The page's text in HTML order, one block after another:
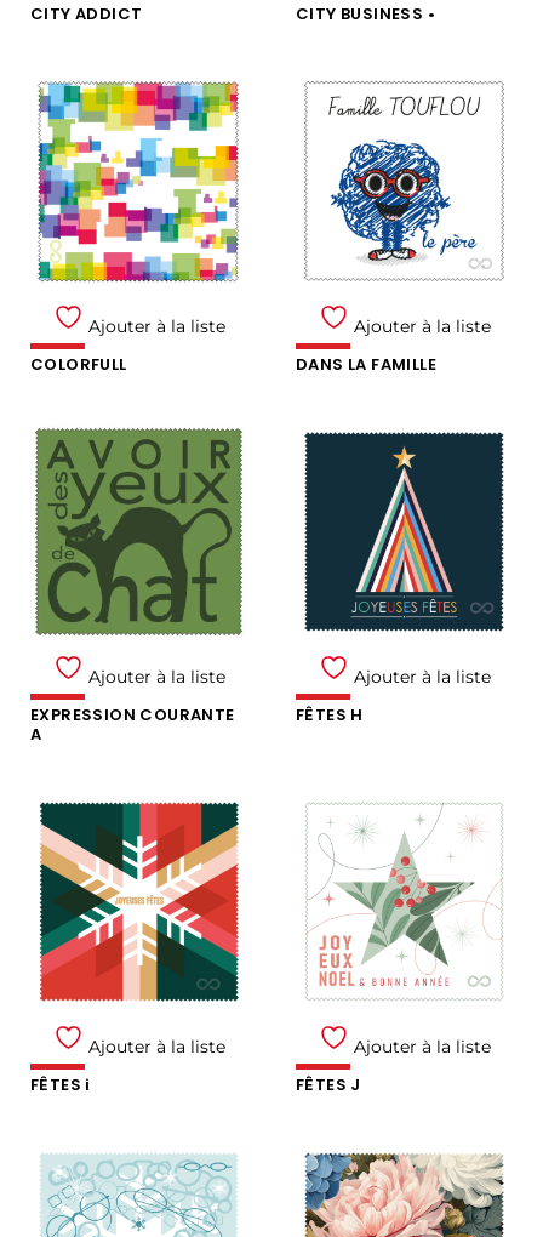
CITY ADDICT CITY BUSINESS •
Ajouter à la liste
COLORFULL
Ajouter à la liste
DANS LA FAMILLE
Ajouter à la liste
EXPRESSION COURANTE
A
Ajouter à la liste
FÊTES H
Ajouter à la liste
FÊTES i
Ajouter à la liste
FÊTES J